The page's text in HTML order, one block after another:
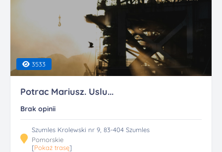
3533
Potrac Mariusz. Uslu...
Brak opinii
Szumles Krolewski nr 9, 83-404 Szumles
Pomorskie
[Pokaż trasę]